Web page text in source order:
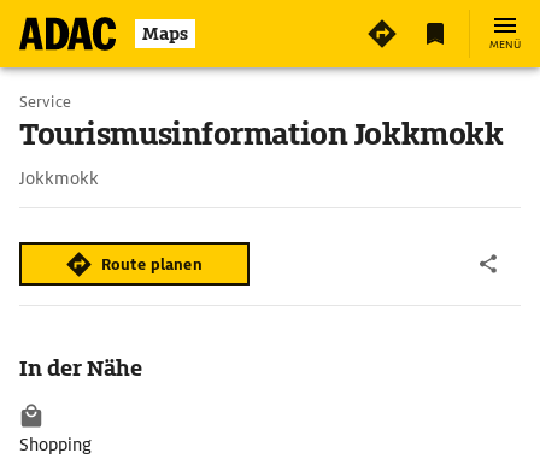
Maps MENÜ
Service
Tourismusinformation Jokkmokk
Jokkmokk
Route planen
In der Nähe
Shopping